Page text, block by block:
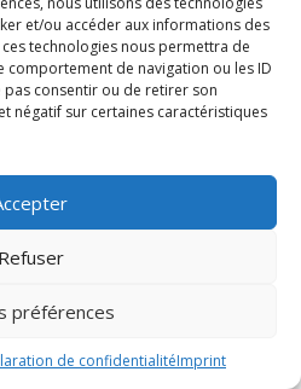
et/ou accéder aux informations des
technologies nous permettra de
comportement de navigation ou les ID
pas consentir ou de retirer son
négatif sur certaines caractéristiques
Refuser
préférences
de confidentialitéImprint